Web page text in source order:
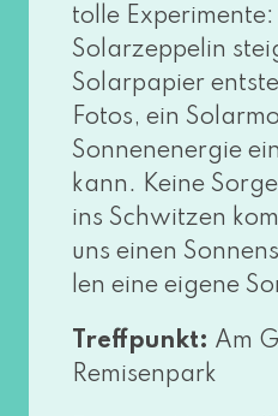
tol­le Experimente:
Solarzeppelin
Solarpapier
Fotos, ein
Sonnenenergie
kann. Keine
ins Schwitzen
uns einen
len eine eige­ne
Treffpunkt: Am
Remisenpark